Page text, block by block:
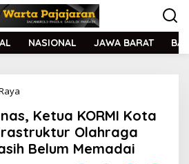
NASIONAL JAWA BARAT
r
i
n
g
Ketua KORMI Kota
Olahraga
Belum Memadai